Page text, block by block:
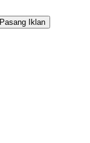
Pasang Iklan